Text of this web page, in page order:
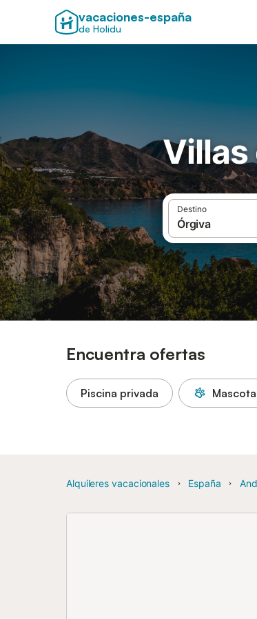
vacaciones-españa
de Holidu
Villas
Destino
Encuentra ofertas
Piscina privada
Alquileres vacacionales España